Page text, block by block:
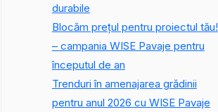
durabile
Blocăm prețul pentru proiectul tău!
– campania WISE Pavaje pentru
începutul de an
Trenduri în amenajarea grădinii
pentru anul 2026 cu WISE Pavaje